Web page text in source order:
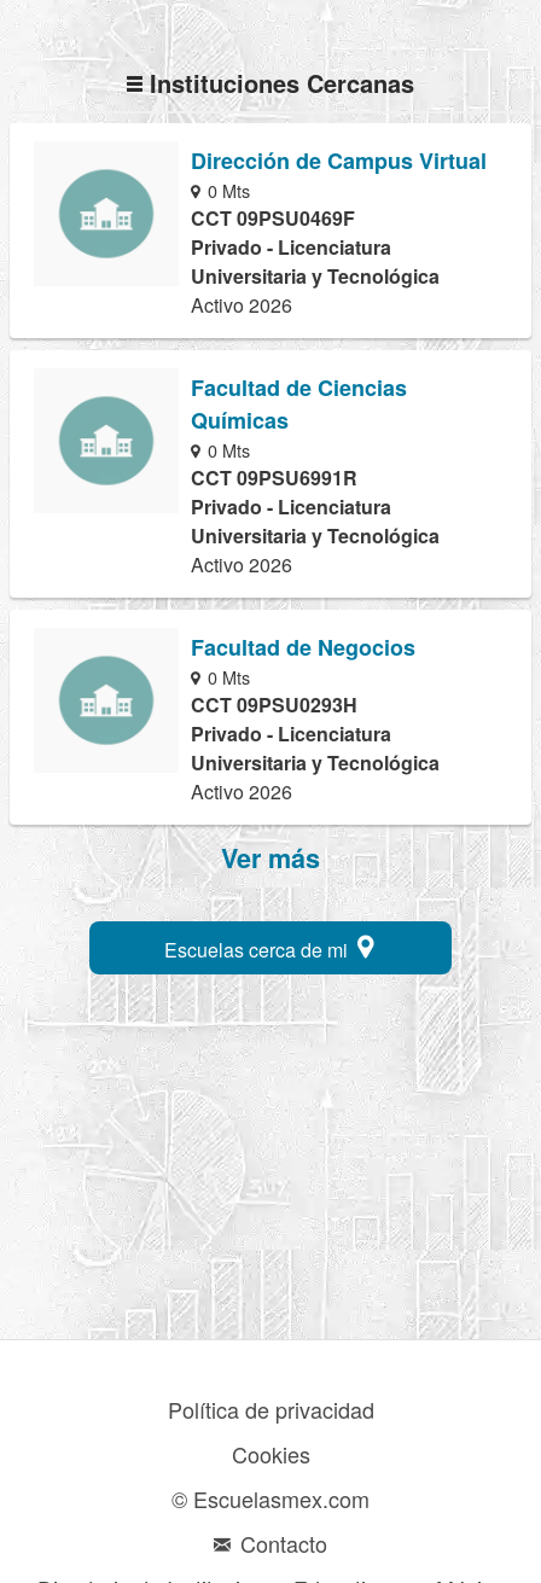
Instituciones Cercanas
Dirección de Campus Virtual
0 Mts
CCT 09PSU0469F
Privado - Licenciatura
Universitaria y Tecnológica
Activo 2026
Facultad de Ciencias
Químicas
0 Mts
CCT 09PSU6991R
Privado - Licenciatura
Universitaria y Tecnológica
Activo 2026
Facultad de Negocios
0 Mts
CCT 09PSU0293H
Privado - Licenciatura
Universitaria y Tecnológica
Activo 2026
Ver más
Escuelas cerca de mi
Política de privacidad
Cookies
© Escuelasmex.com
Contacto